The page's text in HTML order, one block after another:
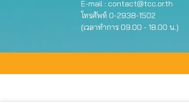
E-mail : contact@tcc.or.th
โทรศัพท์ 0-2938-1502
(เวลาทำการ 09.00 - 18.00 น.)